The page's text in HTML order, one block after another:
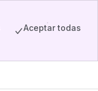
Aceptar todas